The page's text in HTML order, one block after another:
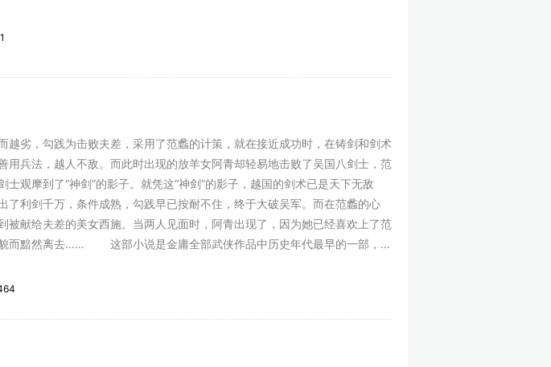
劣，勾践为击败夫差，采用了范蠡的计策，就在接近成功时，在铸剑和剑术
用兵法，越人不敌。而此时出现的放羊女阿青却轻易地击败了吴国八剑士，范
观摩到了“神剑”的影子。就凭这“神剑”的影子，越国的剑术已是天下无敌
了利剑千万，条件成熟，勾践早已按耐不住，终于大破吴军。而在范蠡的心
被献给夫差的美女西施。当两人见面时，阿青出现了，因为她已经喜欢上了范
而黯然离去…… 这部小说是金庸全部武侠作品中历史年代最早的一部，在
、大夫文种、范蠡更是家喻户晓的历史人物，在江南有许多实景可供追忆，真
多少年...